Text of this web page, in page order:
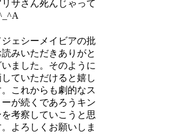
リサさん死んじゃって
ジェシーメイビアの批
みいただきありがと
いました。そのように
ていただけると嬉し
これからも劇的なス
ーが続くであろうキン
考察していこうと思
よろしくお願いしま